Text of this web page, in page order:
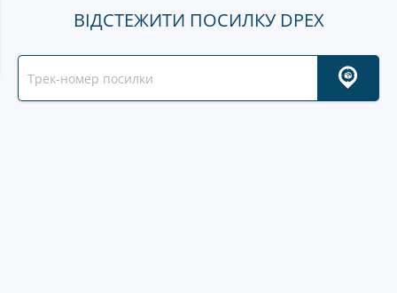
ВІДСТЕЖИТИ ПОСИЛКУ DPEX